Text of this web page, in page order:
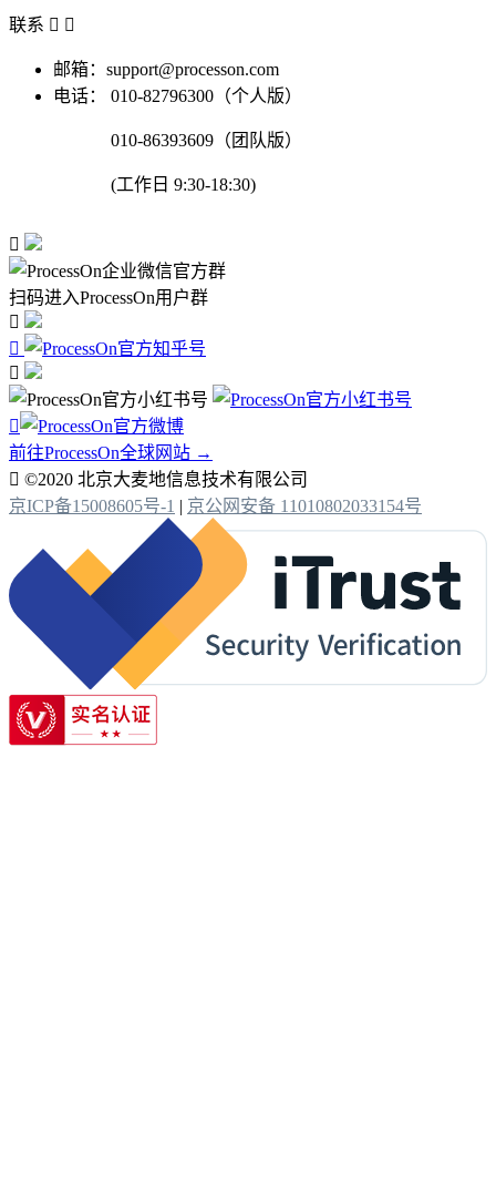
联系  
邮箱：support@processon.com
电话：
010-82796300（个人版）
010-86393609（团队版）
(工作日 9:30-18:30)

扫码进入ProcessOn用户群




前往ProcessOn全球网站 →
 ©2020 北京大麦地信息技术有限公司
京ICP备15008605号-1 | 京公网安备 11010802033154号